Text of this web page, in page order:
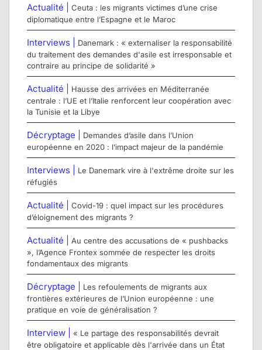
Actualité | Ceuta : les migrants victimes d’une crise
diplomatique entre l’Espagne et le Maroc
Interviews |
Danemark : « externaliser la responsabilité
du traitement des demandes d'asile est irresponsable et
contraire au principe de solidarité »
Actualité |
Hausse des arrivées en Méditerranée
centrale : l’UE et l’Italie renforcent leur coopération avec
la Tunisie et la Libye
Décryptage |
Demandes d’asile dans l’Union
européenne en 2020 : l’impact majeur de la pandémie
Interviews |
Le Danemark vire à l'extrême droite sur les
réfugiés
Actualité | Covid-19 : quel impact sur les procédures
d’éloignement des migrants ?
Actualité | Au centre des accusations de « pushbacks
», l’Agence Frontex sommée de respecter les droits
fondamentaux des migrants
Décryptage |
Les refoulements de migrants aux
frontières extérieures de l’Union européenne : une
pratique en voie de généralisation ?
Interview |
« Le partage des responsabilités devrait
être obligatoire et applicable dès l'arrivée dans un État